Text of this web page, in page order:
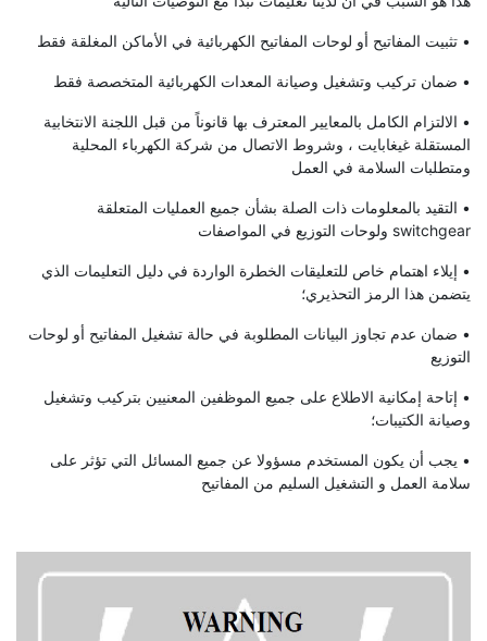
• تثبيت المفاتيح أو لوحات المفاتيح الكهربائية في الأماكن المغلقة فقط
• ضمان تركيب وتشغيل وصيانة المعدات الكهربائية المتخصصة فقط
• الالتزام الكامل بالمعايير المعترف بها قانوناً من قبل اللجنة الانتخابية
المستقلة غيغابايت ، وشروط الاتصال من شركة الكهرباء المحلية
ومتطلبات السلامة في العمل
• التقيد بالمعلومات ذات الصلة بشأن جميع العمليات المتعلقة
switchgear ولوحات التوزيع في المواصفات
• إيلاء اهتمام خاص للتعليقات الخطرة الواردة في دليل التعليمات الذي
يتضمن هذا الرمز التحذيري؛
• ضمان عدم تجاوز البيانات المطلوبة في حالة تشغيل المفاتيح أو لوحات
التوزيع
• إتاحة إمكانية الاطلاع على جميع الموظفين المعنيين بتركيب وتشغيل
وصيانة الكتيبات؛
• يجب أن يكون المستخدم مسؤولا عن جميع المسائل التي تؤثر على
سلامة العمل و التشغيل السليم من المفاتيح